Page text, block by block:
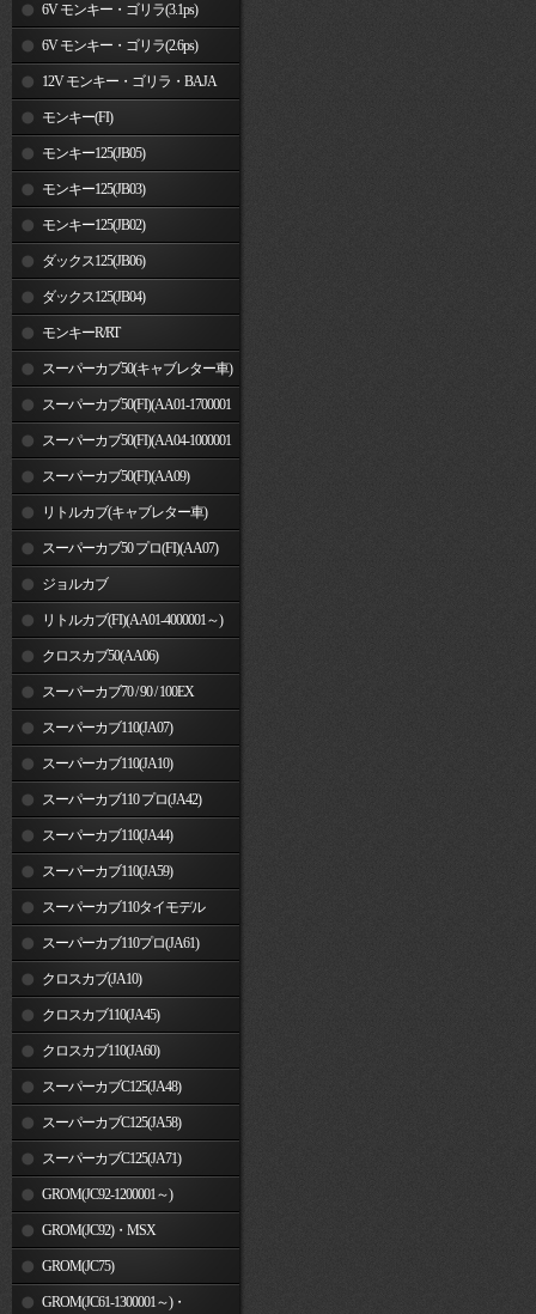
6V モンキー・ゴリラ(3.1ps)
6V モンキー・ゴリラ(2.6ps)
12V モンキー・ゴリラ・BAJA
モンキー(FI)
モンキー125(JB05)
モンキー125(JB03)
モンキー125(JB02)
ダックス125(JB06)
ダックス125(JB04)
モンキーR/RT
スーパーカブ50(キャブレター車)
スーパーカブ50(FI)(AA01-1700001
～) スーパーカブ50(FI)(AA04-1000001
～) スーパーカブ50(FI)(AA09)
リトルカブ(キャブレター車)
スーパーカブ50 プロ(FI)(AA07)
ジョルカブ
リトルカブ(FI)(AA01-4000001～)
クロスカブ50(AA06)
スーパーカブ70 / 90 / 100EX
スーパーカブ110(JA07)
スーパーカブ110(JA10)
スーパーカブ110 プロ(JA42)
スーパーカブ110(JA44)
スーパーカブ110(JA59)
スーパーカブ110タイモデル
(MLHJA56)
スーパーカブ110プロ(JA61)
クロスカブ(JA10)
クロスカブ110(JA45)
クロスカブ110(JA60)
スーパーカブC125(JA48)
スーパーカブC125(JA58)
スーパーカブC125(JA71)
GROM(JC92-1200001～)
GROM(JC92)・MSX
GROM(MLHJC92)
GROM(JC75)
GROM(JC61-1300001～)・